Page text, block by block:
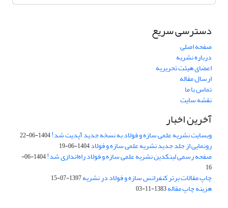
دسترسی سریع
صفحه اصلی
درباره نشریه
اعضای هیئت تحریریه
ارسال مقاله
تماس با ما
نقشه سایت
آخرین اخبار
وبسایت نشریه علمی سازه و فولاد به نسخه جدید آپدیت شد!1404-06-22
رونمایی از جلد جدید نشریه علمی سازه و فولاد1404-06-19
صفحه رسمی لینکدین نشریه علمی سازه و فولاد راه‌اندازی شد!
1404-06-
16
چاپ مقالات برتر کنفرانس سازه و فولاد در نشریه1397-07-15
هزینه چاپ مقاله1383-11-03